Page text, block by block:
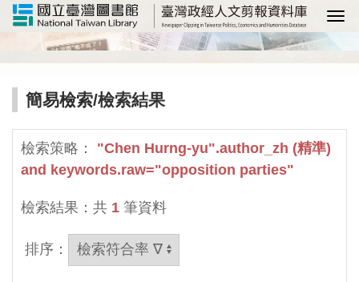
選
簡易檢索/檢索結果
檢索策略：
"Chen Hurng-yu".author_zh (精準)
and keywords.raw="opposition parties"
檢索結果：共 1 筆資料
排序：